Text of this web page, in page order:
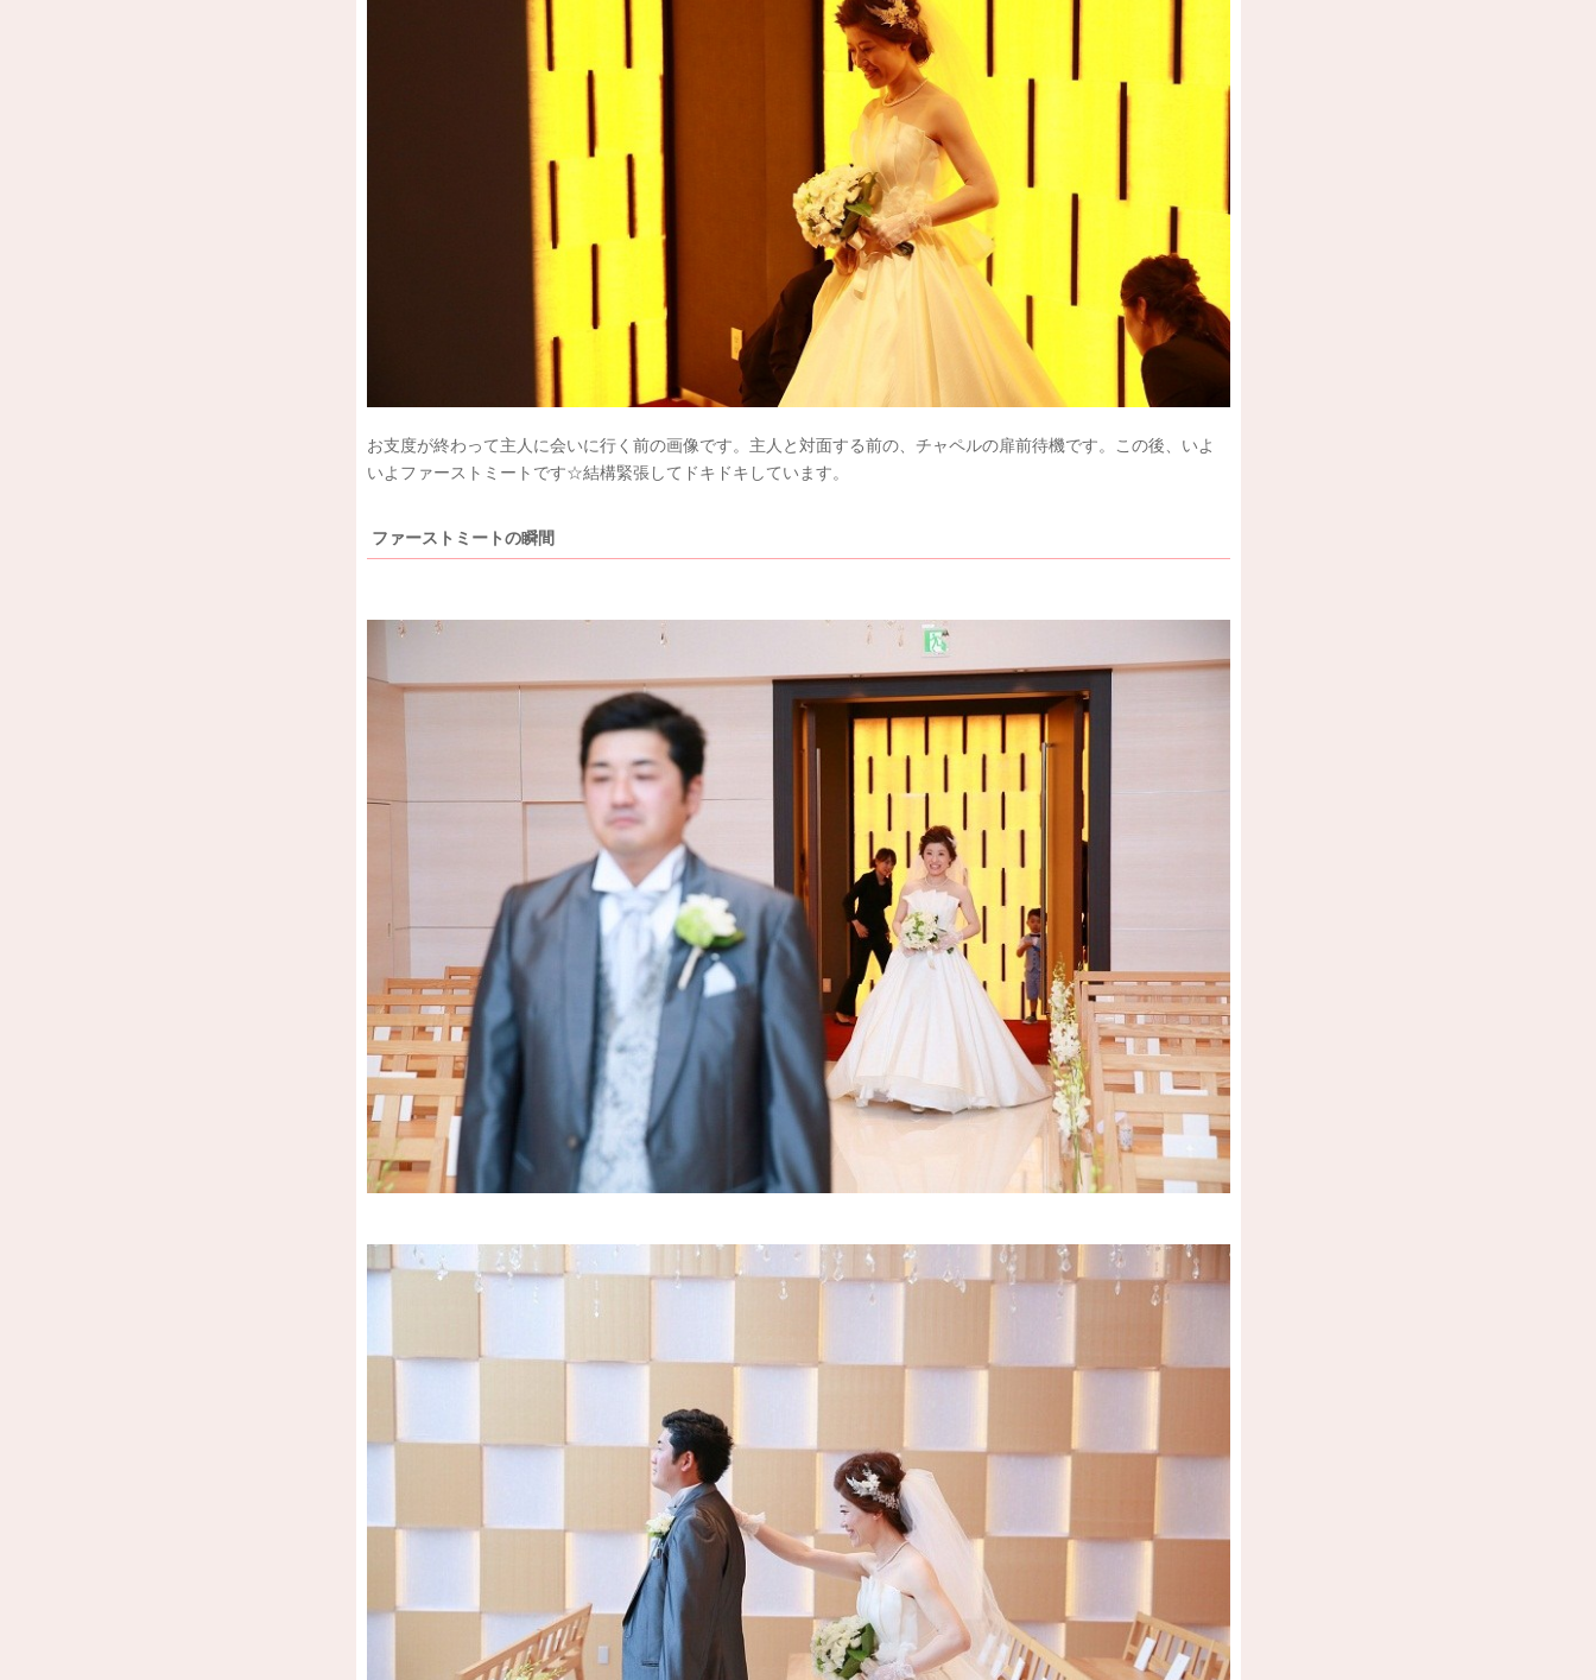
お支度が終わって主人に会いに行く前の画像です。主人と対面する前の、チャペルの扉前待機です。この後、いよ
いよファーストミートです☆結構緊張してドキドキしています。
ファーストミートの瞬間